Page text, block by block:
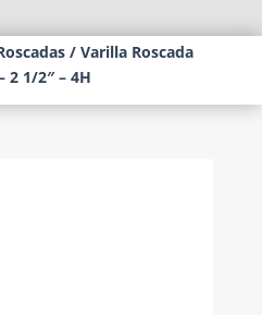
/ Varilla Roscada
2 1/2″ – 4H